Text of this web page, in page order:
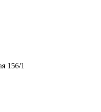
156/1